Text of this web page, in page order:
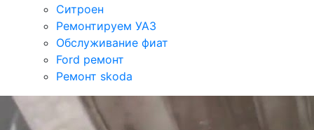
Ситроен
Ремонтируем УАЗ
Обслуживание фиат
Ford ремонт
Ремонт skoda